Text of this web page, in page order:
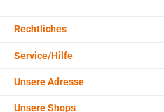
Rechtliches
Service/Hilfe
Unsere Adresse
Unsere Shops